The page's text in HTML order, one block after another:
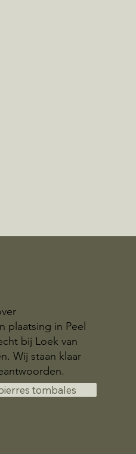
plaatsing in Peel
bij Loek van
Wij staan klaar
tombales